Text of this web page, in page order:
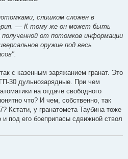
слишком сложен в
— К тому же он может быть
от потомков информации
оружие под весь
с казенным заряжанием гранат. Это
30 дульнозарядные. При чем
на отдаче свободного
что? И чем, собственно, так
Кстати, у гранатомета Таубина тоже
под его боеприпасы сдвижной ствол